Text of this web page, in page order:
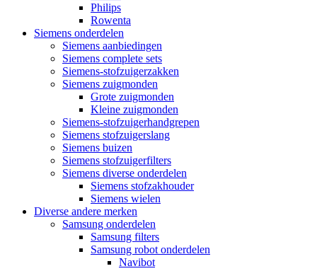
Philips
Rowenta
Siemens onderdelen
Siemens aanbiedingen
Siemens complete sets
Siemens-stofzuigerzakken
Siemens zuigmonden
Grote zuigmonden
Kleine zuigmonden
Siemens-stofzuigerhandgrepen
Siemens stofzuigerslang
Siemens buizen
Siemens stofzuigerfilters
Siemens diverse onderdelen
Siemens stofzakhouder
Siemens wielen
Diverse andere merken
Samsung onderdelen
Samsung filters
Samsung robot onderdelen
Navibot